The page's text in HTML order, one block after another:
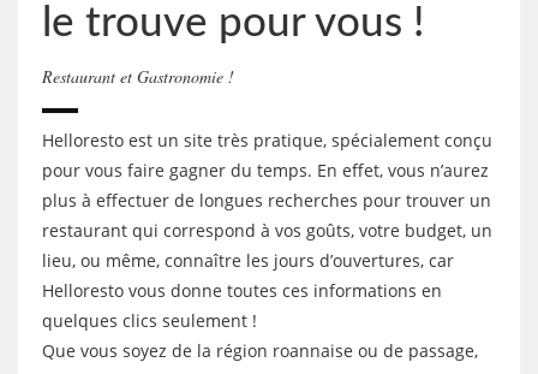
le trouve pour vous !
Restaurant et Gastronomie !
Helloresto est un site très pratique, spécialement conçu
pour vous faire gagner du temps. En effet, vous n’aurez
plus à effectuer de longues recherches pour trouver un
restaurant qui correspond à vos goûts, votre budget, un
lieu, ou même, connaître les jours d’ouvertures, car
Helloresto vous donne toutes ces informations en
quelques clics seulement !
Que vous soyez de la région roannaise ou de passage,